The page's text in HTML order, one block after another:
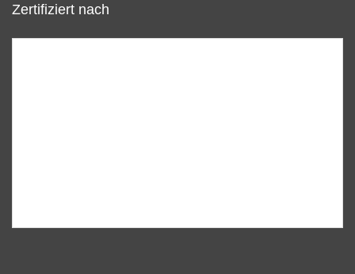
Zertifiziert nach